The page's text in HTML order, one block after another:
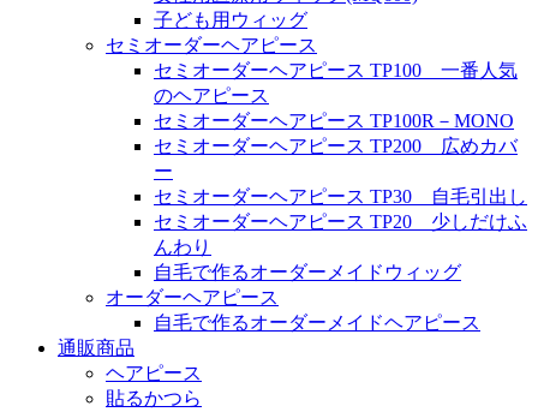
子ども用ウィッグ
セミオーダーヘアピース
セミオーダーヘアピース TP100 一番人気
のヘアピース
セミオーダーヘアピース TP100R－MONO
セミオーダーヘアピース TP200 広めカバ
ー
セミオーダーヘアピース TP30 自毛引出し
セミオーダーヘアピース TP20 少しだけふ
んわり
自毛で作るオーダーメイドウィッグ
オーダーヘアピース
自毛で作るオーダーメイドヘアピース
通販商品
ヘアピース
貼るかつら